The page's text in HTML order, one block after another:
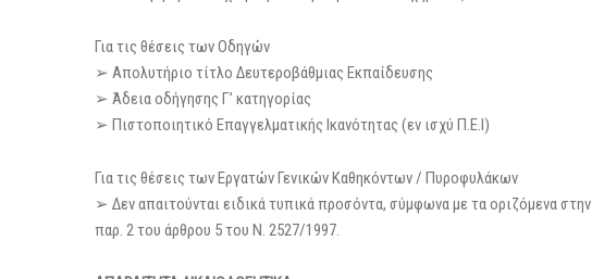
Για τις θέσεις των Οδηγών
➢ Απολυτήριο τίτλο Δευτεροβάθμιας Εκπαίδευσης
➢ Άδεια οδήγησης Γ’ κατηγορίας
➢ Πιστοποιητικό Επαγγελματικής Ικανότητας (εν ισχύ Π.Ε.Ι)
Για τις θέσεις των Εργατών Γενικών Καθηκόντων / Πυροφυλάκων
➢ Δεν απαιτούνται ειδικά τυπικά προσόντα, σύμφωνα με τα οριζόμενα στην
παρ. 2 του άρθρου 5 του Ν. 2527/1997.